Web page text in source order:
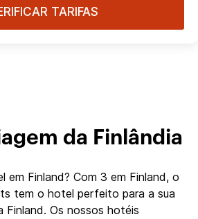
TARIFAS
da Finlândia
em Finland? Com 3 em Finland, o
tem o hotel perfeito para a sua
Finland. Os nossos hotéis